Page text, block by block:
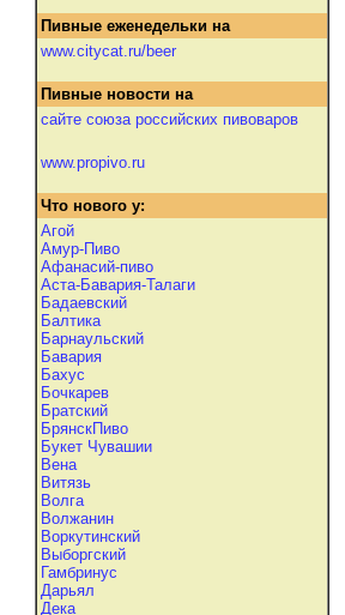
Пивные еженедельки на
www.citycat.ru/beer
Пивные новости на
сайте союза российских пивоваров
www.propivo.ru
Что нового у:
Агой
Амур-Пиво
Афанасий-пиво
Аста-Бавария-Талаги
Бадаевский
Балтика
Барнаульский
Бавария
Бахус
Бочкарев
Братский
БрянскПиво
Букет Чувашии
Вена
Витязь
Волга
Волжанин
Воркутинский
Выборгский
Гамбринус
Дарьял
Дека